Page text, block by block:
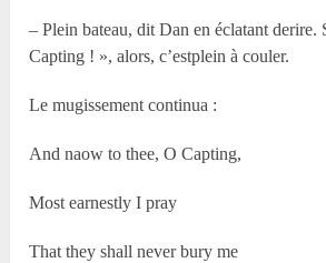
– Plein bateau, dit Dan en éclatant derire.
Capting ! », alors, c’estplein à couler.
Le mugissement continua :
And naow to thee, O Capting,
Most earnestly I pray
That they shall never bury me